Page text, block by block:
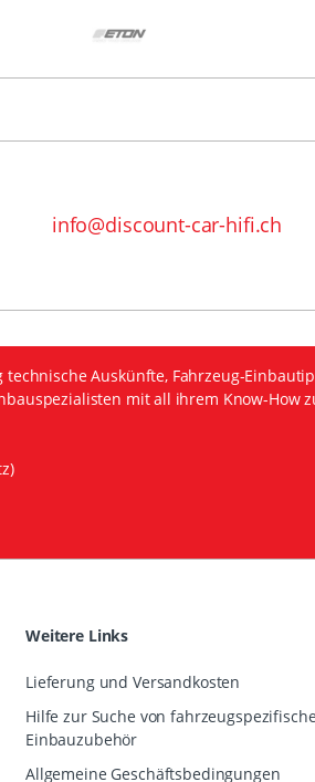
info@discount-car-hifi.ch
Auskünfte, Fahrzeug-
mit all ihrem Know-How
Weitere Links
Lieferung und Versandkosten
Hilfe zur Suche von
Einbauzubehör
Allgemeine Geschäftsbedingungen